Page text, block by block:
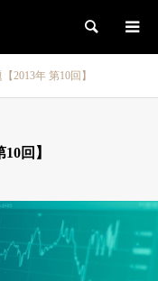
検索
2013年 第10回】
回】